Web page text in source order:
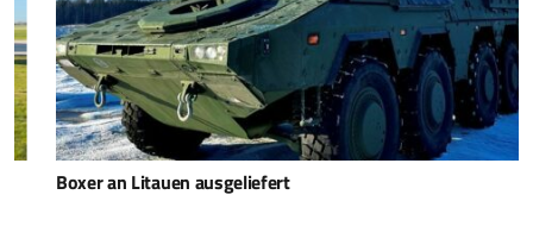
Boxer an Litauen ausgeliefert